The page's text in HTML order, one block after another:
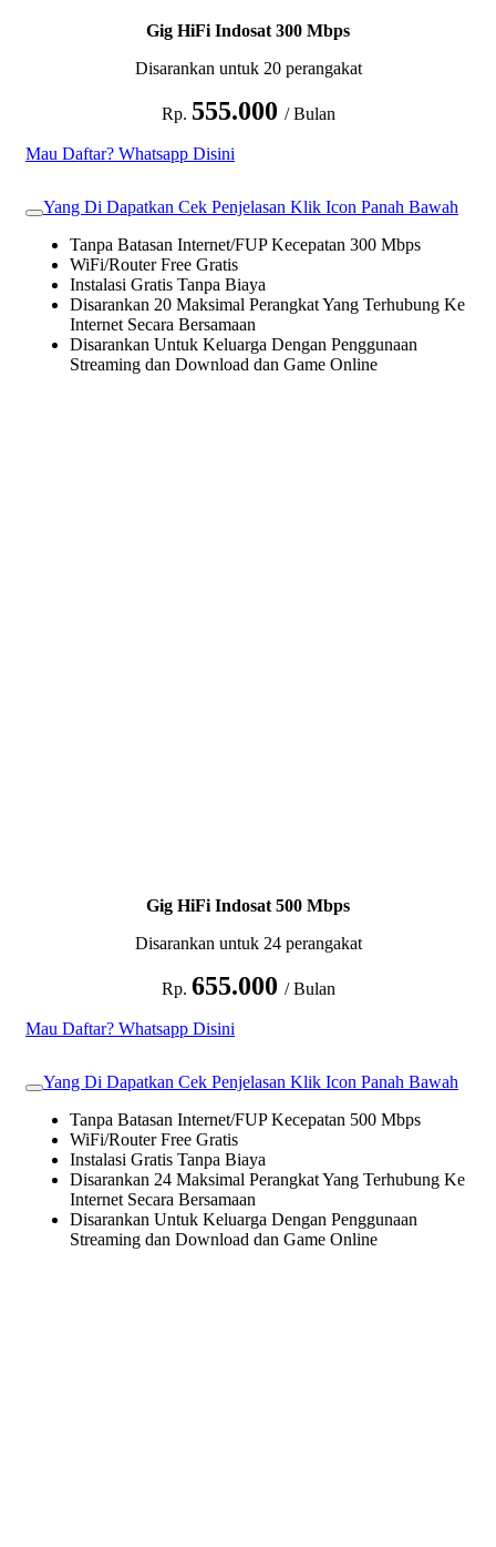
Gig HiFi Indosat 300 Mbps
Disarankan untuk 20 perangakat
Rp. 555.000 / Bulan
Mau Daftar? Whatsapp Disini
Yang Di Dapatkan Cek Penjelasan Klik Icon Panah Bawah
Tanpa Batasan Internet/FUP Kecepatan 300 Mbps
WiFi/Router Free Gratis
Instalasi Gratis Tanpa Biaya
Disarankan 20 Maksimal Perangkat Yang Terhubung Ke
Internet Secara Bersamaan
Disarankan Untuk Keluarga Dengan Penggunaan
Streaming dan Download dan Game Online
Gig HiFi Indosat 500 Mbps
Disarankan untuk 24 perangakat
Rp. 655.000 / Bulan
Mau Daftar? Whatsapp Disini
Yang Di Dapatkan Cek Penjelasan Klik Icon Panah Bawah
Tanpa Batasan Internet/FUP Kecepatan 500 Mbps
WiFi/Router Free Gratis
Instalasi Gratis Tanpa Biaya
Disarankan 24 Maksimal Perangkat Yang Terhubung Ke
Internet Secara Bersamaan
Disarankan Untuk Keluarga Dengan Penggunaan
Streaming dan Download dan Game Online